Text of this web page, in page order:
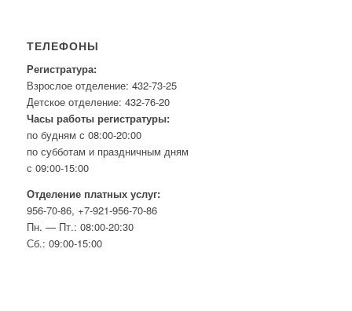
ТЕЛЕФОНЫ
Регистратура:
Взрослое отделение: 432-73-25
Детское отделение: 432-76-20
Часы работы регистратуры:
по будням с 08:00-20:00
по субботам и праздничным дням
с 09:00-15:00
Отделение платных услуг:
956-70-86, +7-921-956-70-86
Пн. — Пт.: 08:00-20:30
Сб.: 09:00-15:00